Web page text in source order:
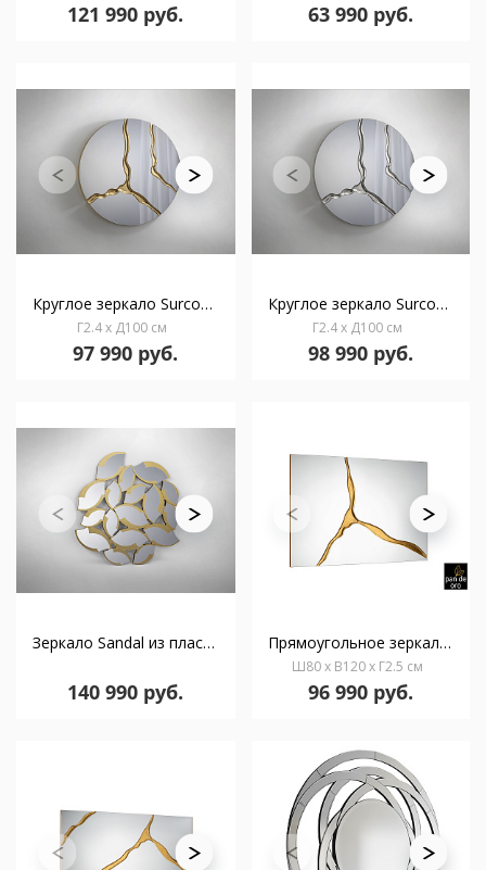
121 990 руб. 63 990 руб.
Круглое зеркало Surcos D100 сусальное золото
Г2.4 x Д100 см
97 990 руб.
Круглое зеркало Surcos D100 серебристое
Г2.4 x Д100 см
98 990 руб.
Зеркало Sandal из пластин с золотой отделкой
140 990 руб.
Прямоугольное зеркало Surcos золотое 80X120
Ш80 x В120 x Г2.5 см
96 990 руб.